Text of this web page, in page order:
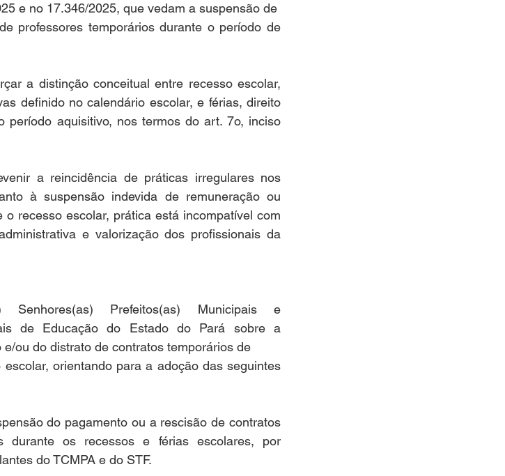
e no 17.346/2025, que vedam a suspensão de
professores temporários durante o período de
a distinção conceitual entre recesso escolar,
definido no calendário escolar, e férias, direito
período aquisitivo, nos termos do art. 7o, inciso
a reincidência de práticas irregulares nos
à suspensão indevida de remuneração ou
recesso escolar, prática está incompatível com
e valorização dos profissionais da
Senhores(as) Prefeitos(as) Municipais e
de Educação do Estado do Pará sobre a
ou do distrato de contratos temporários de
orientando para a adoção das seguintes
do pagamento ou a rescisão de contratos
durante os recessos e férias escolares, por
do TCMPA e do STF.